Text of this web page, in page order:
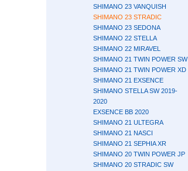
SHIMANO 23 VANQUISH
SHIMANO 23 STRADIC
SHIMANO 23 SEDONA
SHIMANO 22 STELLA
SHIMANO 22 MIRAVEL
SHIMANO 21 TWIN POWER SW
SHIMANO 21 TWIN POWER XD
SHIMANO 21 EXSENCE
SHIMANO STELLA SW 2019-
2020
EXSENCE BB 2020
SHIMANO 21 ULTEGRA
SHIMANO 21 NASCI
SHIMANO 21 SEPHIA XR
SHIMANO 20 TWIN POWER JP
SHIMANO 20 STRADIC SW